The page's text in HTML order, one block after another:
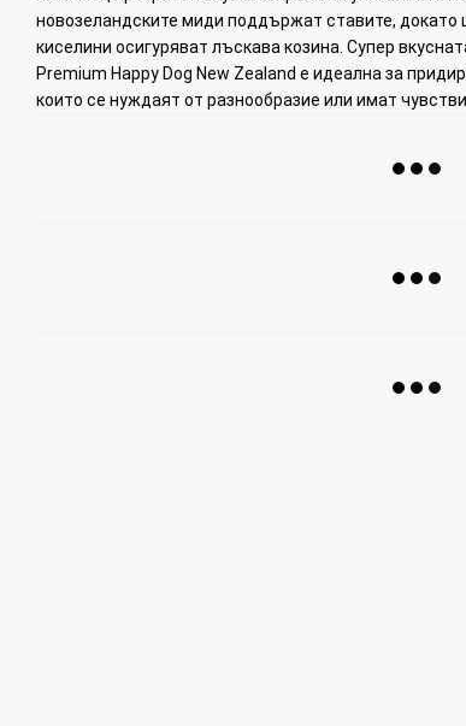
новозеландските миди поддържат ставите,
киселини осигуряват лъскава козина. Супер
Premium Happy Dog New Zealand е идеална за
които се нуждаят от разнообразие или имат